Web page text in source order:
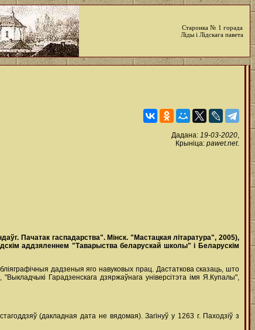
Старонка № 1 горада
Ліды і Лідскага павета
Дадана: 19-03-2020,
Крыніца: pawet.net.
Пачатак гаспадарства". Мінск. "Мастацкая літаратура", 2005),
аддзяленнем "Таварыства беларускай школы" і Беларускім
дадзеныя яго навуковых прац. Дастаткова сказаць, што
Гарадзенскага дзяржаўнага універсітэта імя Я.Купалы",
(дакладная дата не вядомая). Загінуў у 1263 г. Паходзіў з